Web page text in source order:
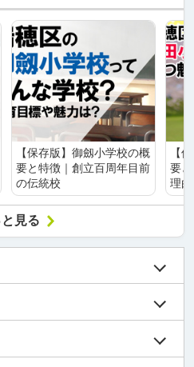
【保存版】御劔小学校の概
要と特徴｜創立百周年目前
の伝統校
【
要
理
と見る